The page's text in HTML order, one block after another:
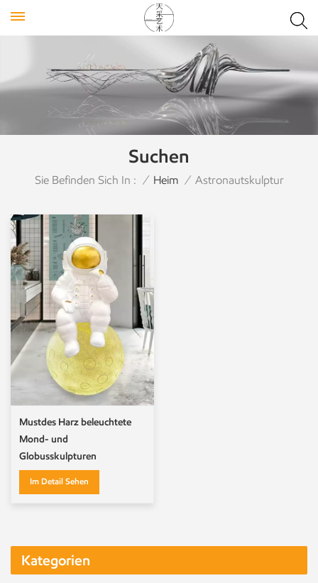
Suchen
Sie Befinden Sich In : / Heim / Astronautskulptur
Mustdes Harz beleuchtete
Mond- und
Globusskulpturen
Im Detail Sehen
Kategorien